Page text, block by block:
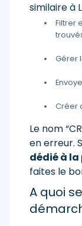
similaire à
Filtrer
Gérer
Créer
Le nom
en erreur.
dédié à la
faites le
A quoi